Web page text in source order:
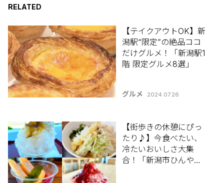
RELATED
【テイクアウトOK】新
潟駅“限定”の絶品ココ
だけグルメ！「新潟駅1
階 限定グルメ8選」
グルメ 2024.07.26
【街歩きの休憩にぴっ
たり♪】今食べたい、
冷たいおいしさ大集
合！「新潟市ひんやり